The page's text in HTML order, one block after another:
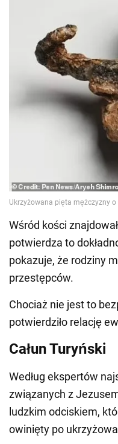
Wśród kości
potwierdza to
pokazuje, że rodziny
przestępców.
Chociaż nie jest to
potwierdziło relację
Całun Turyński
Według ekspertów
związanych z
ludzkim odciskiem,
owinięty po